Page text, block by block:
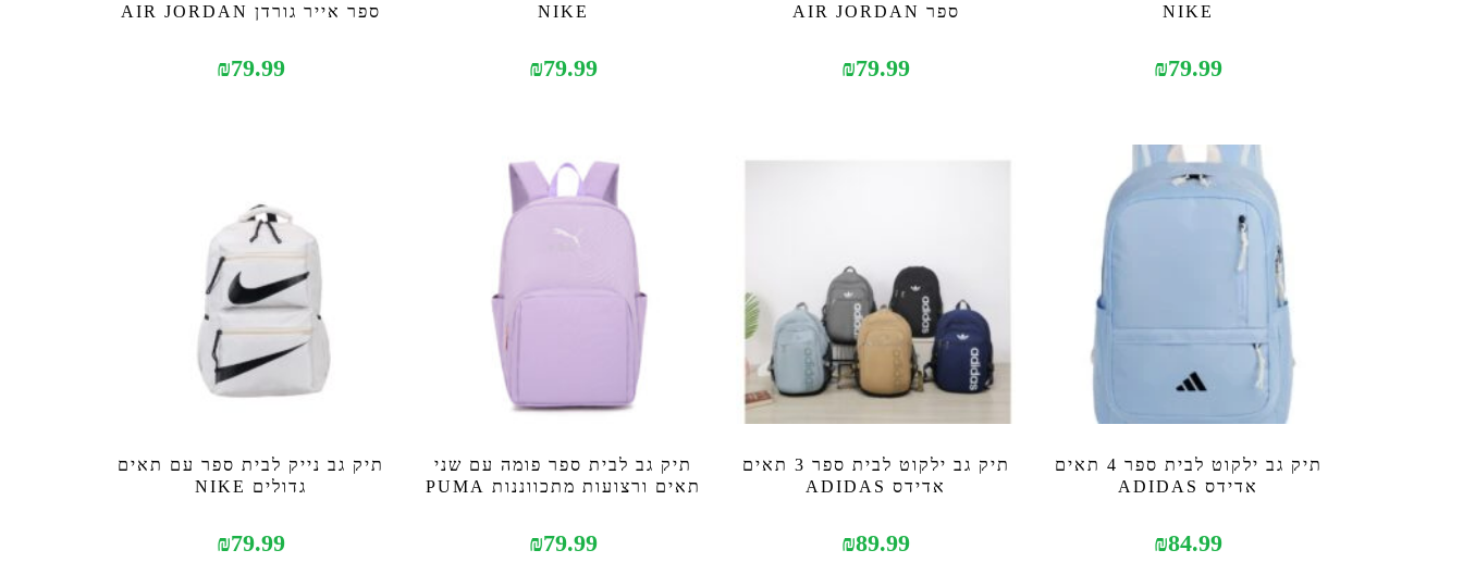
NIKE
₪79.99
ספר AIR JORDAN
₪79.99
NIKE
₪79.99
ספר אייר גורדן AIR JORDAN
₪79.99
תיק גב ילקוט לבית ספר 4 תאים
אדידס ADIDAS
₪84.99
תיק גב ילקוט לבית ספר 3 תאים
אדידס ADIDAS
₪89.99
תיק גב לבית ספר פומה עם שני
תאים ורצועות מתכווננות PUMA
₪79.99
תיק גב נייק לבית ספר עם תאים
גדולים NIKE
₪79.99